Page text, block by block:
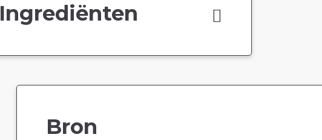
Ingrediënten
Bron